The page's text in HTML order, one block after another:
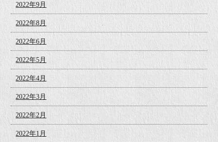
2022年9月
2022年8月
2022年6月
2022年5月
2022年4月
2022年3月
2022年2月
2022年1月